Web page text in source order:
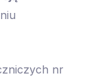
nr